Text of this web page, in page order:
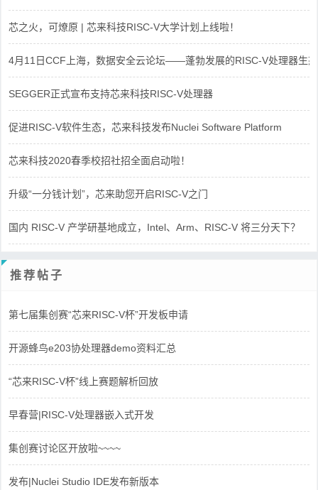
芯之火，可燎原 | 芯来科技RISC-V大学计划上线啦！
4月11日CCF上海，数据安全云论坛——蓬勃发展的RISC-V处理器生态
SEGGER正式宣布支持芯来科技RISC-V处理器
促进RISC-V软件生态，芯来科技发布Nuclei Software Platform
芯来科技2020春季校招社招全面启动啦！
升级“一分钱计划”，芯来助您开启RISC-V之门
国内 RISC-V 产学研基地成立，Intel、Arm、RISC-V 将三分天下？
推荐帖子
第七届集创赛“芯来RISC-V杯”开发板申请
开源蜂鸟e203协处理器demo资料汇总
“芯来RISC-V杯”线上赛题解析回放
早春营|RISC-V处理器嵌入式开发
集创赛讨论区开放啦~~~~
发布|Nuclei Studio IDE发布新版本